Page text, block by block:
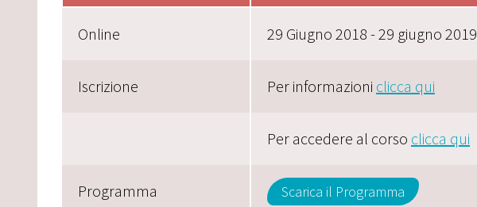
Online 29 Giugno 2018 - 29 giugno 2019
Iscrizione Per informazioni clicca qui
Per accedere al corso clicca qui
Programma Scarica il Programma